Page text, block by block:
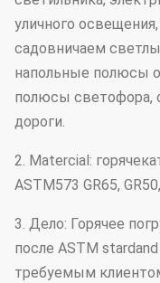
уличного
садовничаем
напольные полюсы
полюсы светофора,
дороги.
2. Matercial:
ASTM573 GR65,
3. Дело: Горячее
после ASTM
требуемым